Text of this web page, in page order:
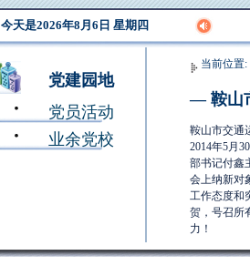
今天是2026年8月6日 星期四
党建园地
党员活动
业余党校
当前位置:
— 鞍山
鞍山市交通
2014年5月
部书记付鑫
会上纳新对
工作态度和
贺，号召所
力！